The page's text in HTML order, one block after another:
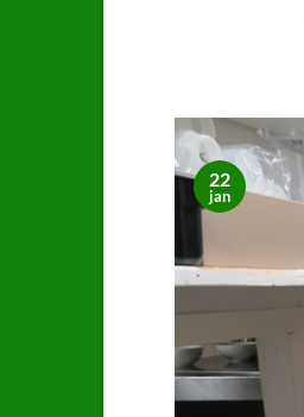
22
jan